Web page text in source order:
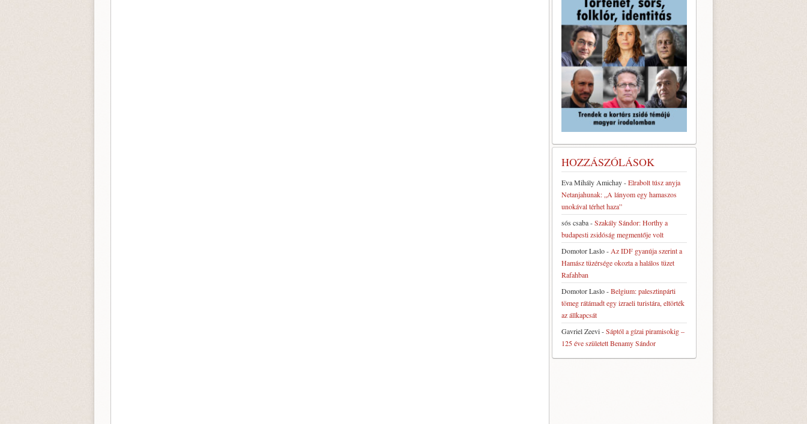
HOZZÁSZÓLÁSOK
Eva Mihály Amichay-Elrabolt túsz anyja
Netanjahunak: „A lányom egy hamaszos
unokával térhet haza”
sós csaba-Szakály Sándor: Horthy a
budapesti zsidóság megmentője volt
Domotor Laslo- Az IDF gyanúja szerint a
Hamász tüzérsége okozta a halálos tüzet
Rafahban
Domotor Laslo-Belgium: palesztinpárti
tömeg rátámadt egy izraeli turistára, eltörték
az állkapcsát
Gavriel Zeevi-Sáptól a gízai piramisokig –
125 éve született Benamy Sándor